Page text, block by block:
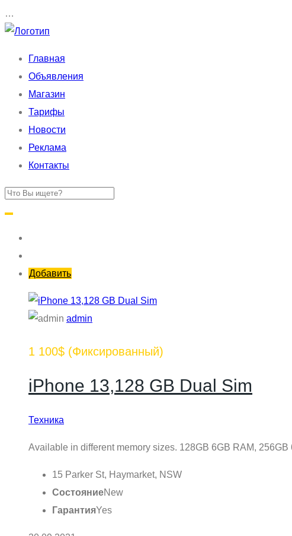
…
Главная
Объявления
Магазин
Тарифы
Новости
Реклама
Контакты
Добавить
admin
1 100$ (Фиксированный)
iPhone 13,128 GB Dual Sim
Техника
Available in different memory sizes. 128GB 6GB RAM,
15 Parker St, Haymarket, NSW
СостояниеNew
ГарантияYes